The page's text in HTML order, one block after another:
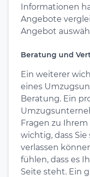
Informationen
Angebote
Angebot
Beratung und
Ein weiterer
eines
Beratung. Ein
Fragen zu
wichtig, dass
verlassen
fühlen, dass es
Seite steht. Ein